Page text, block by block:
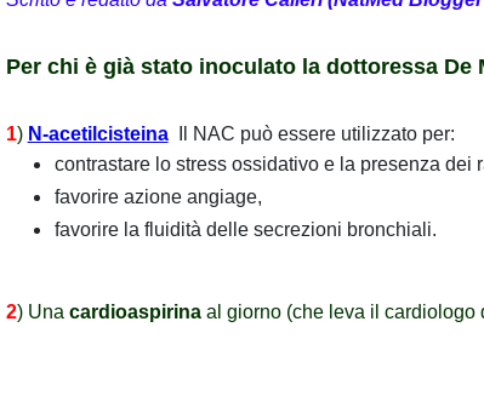
Per chi è già stato inoculato la dottoressa De
1) N-acetilcisteina
Il NAC può essere utilizzato per:
contrastare lo stress ossidativo e la presenza dei
favorire azione angiage,
favorire la fluidità delle secrezioni bronchiali.
2)Una cardioaspirinaal giorno (che leva il cardiologo